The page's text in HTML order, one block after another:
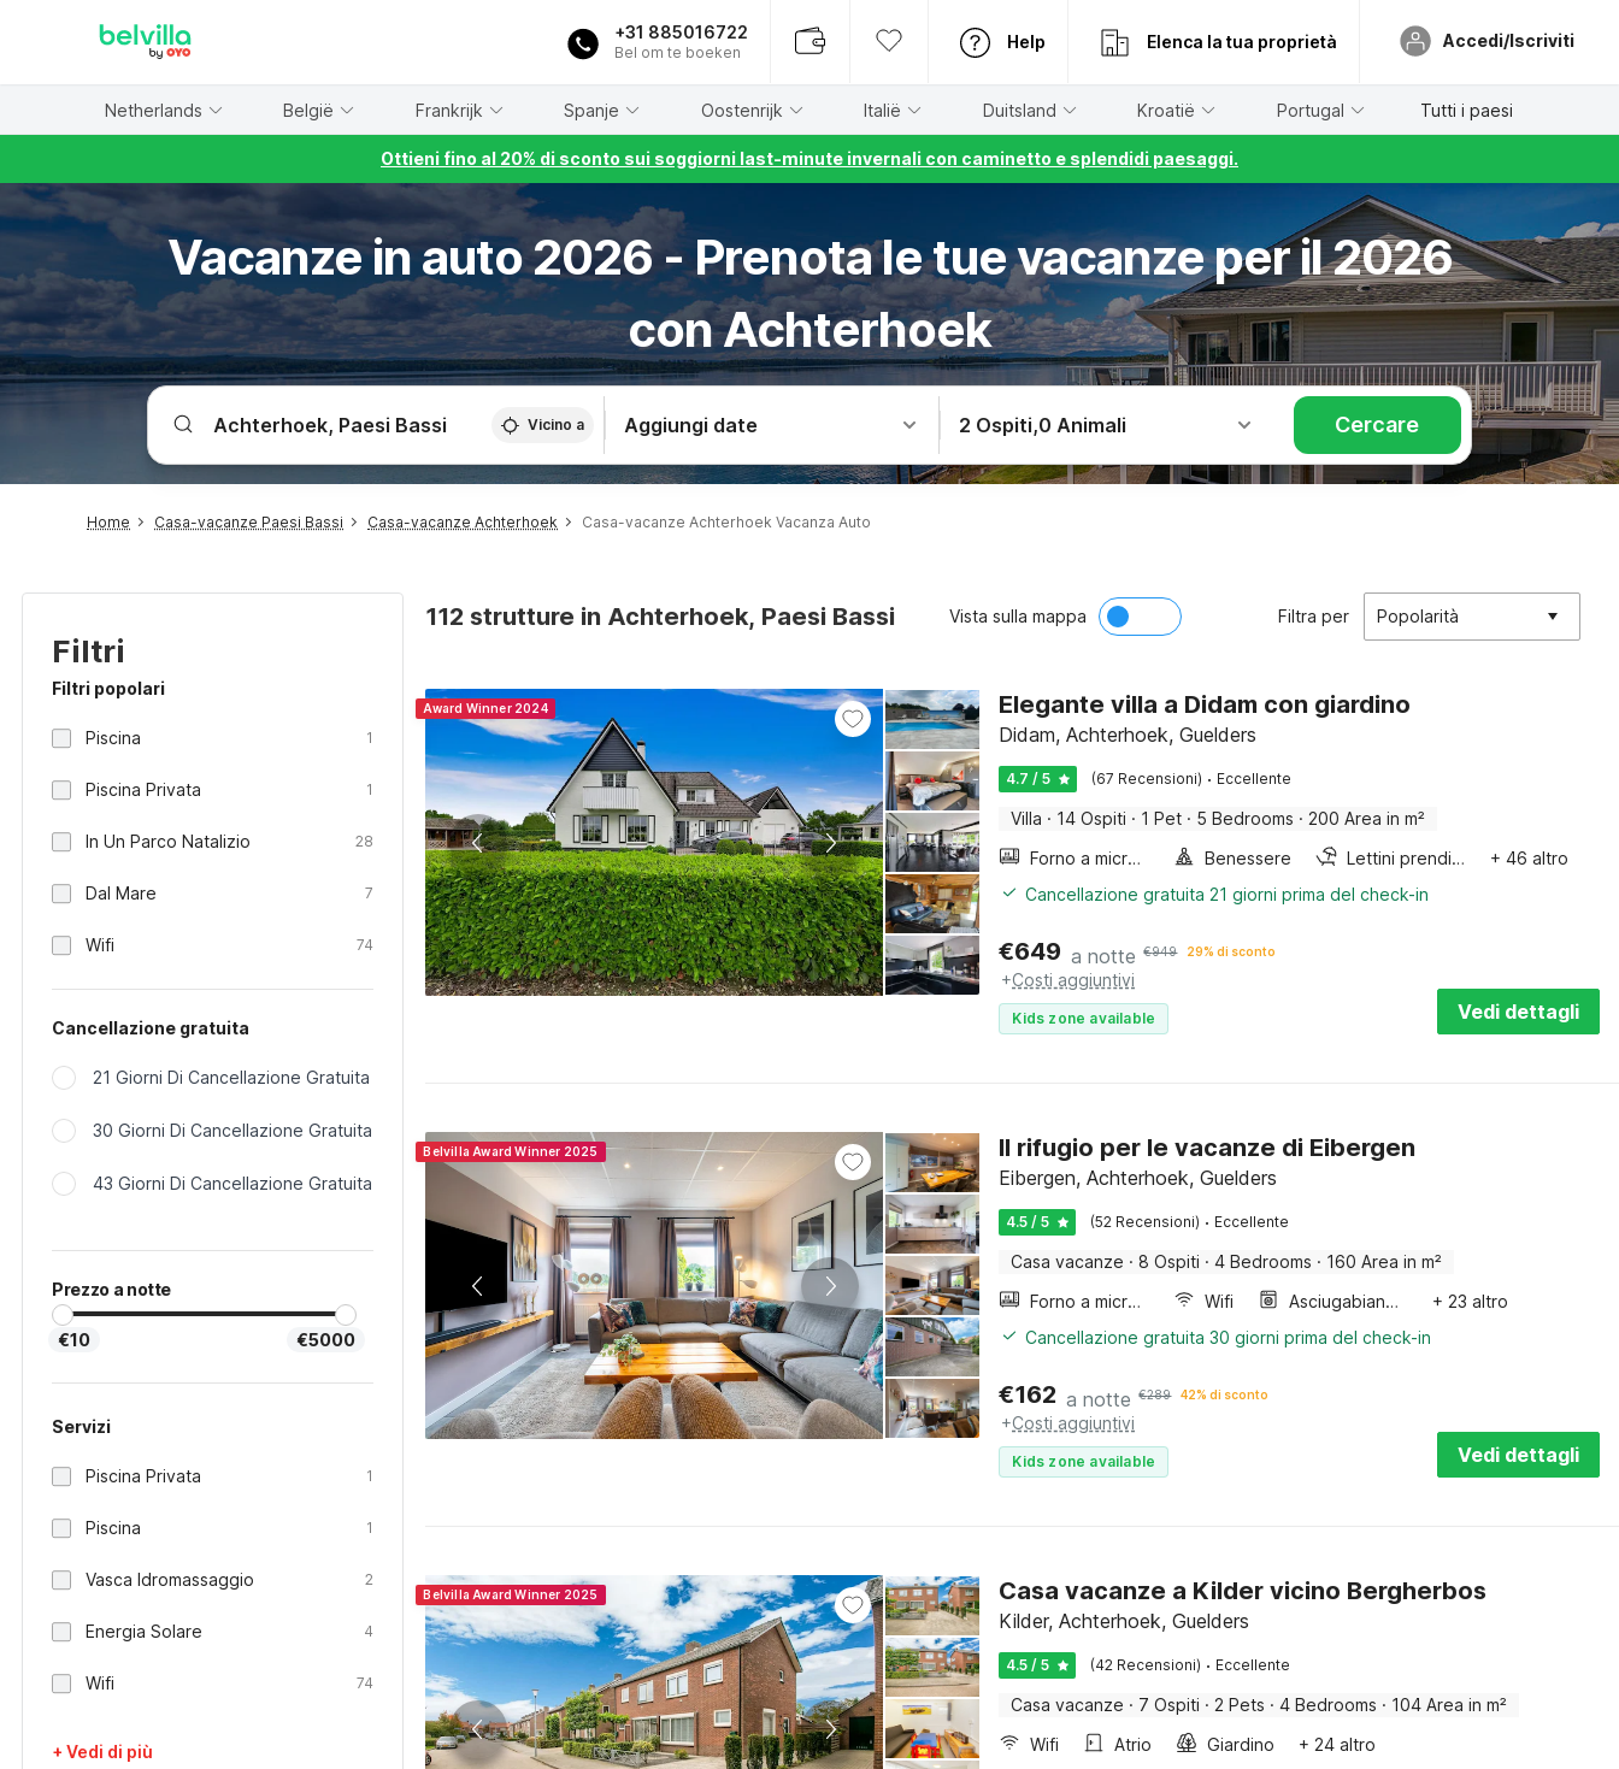
+31 885016722
Bel om te boeken
Help Elenca la tua proprietà Accedi/Iscriviti
Netherlands België Frankrijk Spanje Oostenrijk Italië Duitsland Kroatië Portugal Tutti i paesi
Ottieni fino al 20% di sconto sui soggiorni last-minute invernali con caminetto e splendidi paesaggi.
Vacanze in auto 2026 - Prenota le tue vacanze per il 2026
con Achterhoek
Vicino a Aggiungi date 2 Ospiti,0 Animali Cercare
Home Casa-vacanze Paesi Bassi Casa-vacanze Achterhoek Casa-vacanze Achterhoek Vacanza Auto
Filtri
Filtri popolari
Piscina 1
Piscina Privata 1
In Un Parco Natalizio 28
Dal Mare 7
Wifi 74
Cancellazione gratuita
21 Giorni Di Cancellazione Gratuita
30 Giorni Di Cancellazione Gratuita
43 Giorni Di Cancellazione Gratuita
Prezzo a notte
€10 €5000
Servizi
Piscina Privata 1
Piscina 1
Vasca Idromassaggio 2
Energia Solare 4
Wifi 74
+ Vedi di più
112 strutture in Achterhoek, Paesi Bassi Vista sulla mappa Filtra per Popolarità
Award Winner 2024 Elegante villa a Didam con giardino
Didam, Achterhoek, Guelders
4.7 / 5 (67 Recensioni) · Eccellente
Villa · 14 Ospiti · 1 Pet · 5 Bedrooms · 200 Area in m²
Forno a microonde combinato
Benessere Lettini prendisole
+ 46 altro
Cancellazione gratuita 21 giorni prima del check-in
€649 a notte €949 29% di sconto
+Costi aggiuntivi
Kids zone available Vedi dettagli
Belvilla Award Winner 2025 Il rifugio per le vacanze di Eibergen
Eibergen, Achterhoek, Guelders
4.5 / 5 (52 Recensioni) · Eccellente
Casa vacanze · 8 Ospiti · 4 Bedrooms · 160 Area in m²
Forno a microonde combinato
Wifi Asciugabiancheria
+ 23 altro
Cancellazione gratuita 30 giorni prima del check-in
€162 a notte €289 42% di sconto
+Costi aggiuntivi
Kids zone available Vedi dettagli
Belvilla Award Winner 2025 Casa vacanze a Kilder vicino Bergherbos
Kilder, Achterhoek, Guelders
4.5 / 5 (42 Recensioni) · Eccellente
Casa vacanze · 7 Ospiti · 2 Pets · 4 Bedrooms · 104 Area in m²
Wifi
Atrio Giardino
+ 24 altro